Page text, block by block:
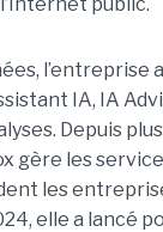
l’entreprise
IA, IA
Depuis
gère les
les
elle a lancé